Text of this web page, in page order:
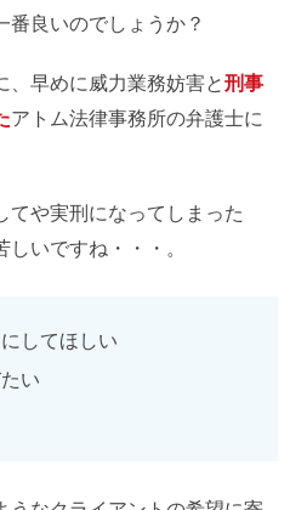
番良いのでしょうか？
、早めに威力業務妨害と刑事
アトム法律事務所の弁護士に
てや実刑になってしまった
いですね・・・。
してほしい
い